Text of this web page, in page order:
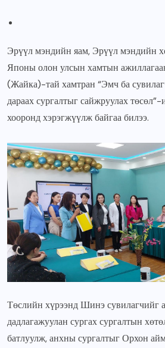
Эрүүл мэндийн яам, Эрүүл мэндийн
Японы олон улсын хамтын
(Жайка)-тай хамтран “Эмч ба
дараах сургалтыг сайжруулах
хооронд хэрэгжүүлж байгаа билээ.
Төслийн хүрээнд Шинэ сувилагчийг
дадлагажуулан сургах сургалтын
батлуулж, анхны сургалтыг Орхон